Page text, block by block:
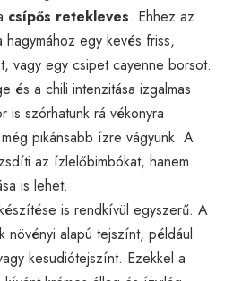
csípős retekleves. Ehhez az
egy kevés friss,
vagy egy csipet cayenne borsot.
és a chili intenzitása izgalmas
is szórhatunk rá vékonyra
pikánsabb ízre vágyunk. A
az ízlelőbimbókat, hanem
is lehet.
is rendkívül egyszerű. A
növényi alapú tejszínt, például
kesudiótejszínt. Ezekkel a